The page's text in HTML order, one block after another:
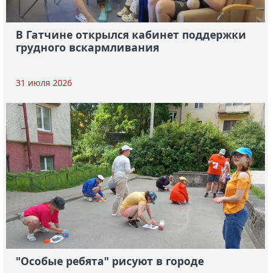
В Гатчине открылся кабинет поддержки
грудного вскармливания
31 июля 2026
"Особые ребята" рисуют в городе